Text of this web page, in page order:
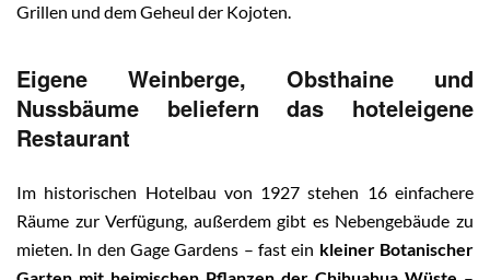
Grillen und dem Geheul der Kojoten.
Eigene Weinberge, Obsthaine und
Nussbäume beliefern das hoteleigene
Restaurant
Im historischen Hotelbau von 1927 stehen 16 einfachere
Räume zur Verfügung, außerdem gibt es Nebengebäude zu
mieten. In den Gage Gardens – fast ein kleiner Botanischer